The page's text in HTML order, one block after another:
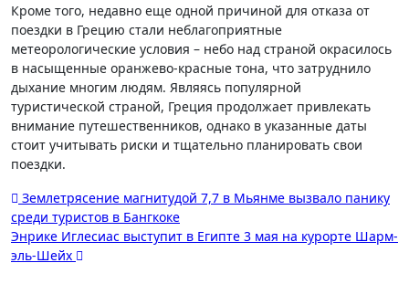
Кроме того, недавно еще одной причиной для отказа от
поездки в Грецию стали неблагоприятные
метеорологические условия – небо над страной окрасилось
в насыщенные оранжево-красные тона, что затруднило
дыхание многим людям. Являясь популярной
туристической страной, Греция продолжает привлекать
внимание путешественников, однако в указанные даты
стоит учитывать риски и тщательно планировать свои
поездки.
Навигация
по
записям
Землетрясение магнитудой 7,7 в Мьянме вызвало панику
среди туристов в Бангкоке
Энрике Иглесиас выступит в Египте 3 мая на курорте Шарм-
эль-Шейх